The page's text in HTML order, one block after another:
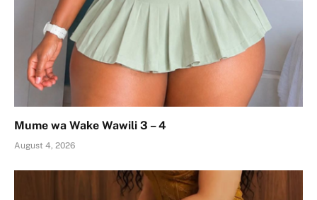
Mume wa Wake Wawili 3 – 4
August 4, 2026